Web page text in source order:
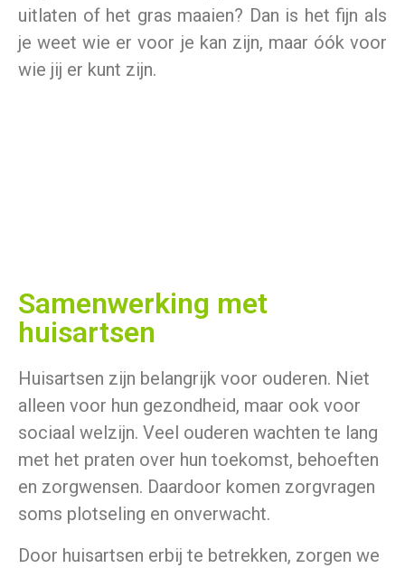
uitlaten of het gras maaien? Dan is het fijn als
je weet wie er voor je kan zijn, maar óók voor
wie jij er kunt zijn.
Samenwerking met
huisartsen
Huisartsen zijn belangrijk voor ouderen. Niet
alleen voor hun gezondheid, maar ook voor
sociaal welzijn. Veel ouderen wachten te lang
met het praten over hun toekomst, behoeften
en zorgwensen. Daardoor komen zorgvragen
soms plotseling en onverwacht.
Door huisartsen erbij te betrekken, zorgen we